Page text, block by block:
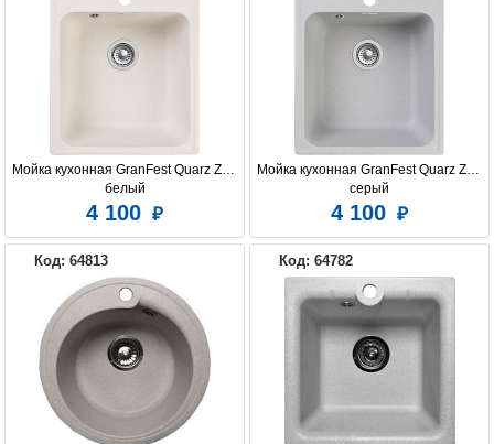
Мойка кухонная GranFest Quarz Z17
белый
4 100
Мойка кухонная GranFest Quarz Z17
серый
4 100
Код: 64813 Код: 64782